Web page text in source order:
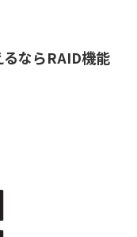
ならRAID機能